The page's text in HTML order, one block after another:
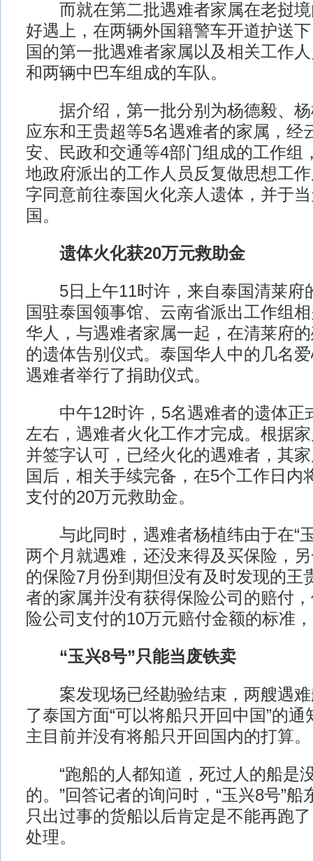
而就在第二批遇难者家属在老挝境
好遇上，在两辆外国籍警车开道护送
国的第一批遇难者家属以及相关工作
和两辆中巴车组成的车队。
据介绍，第一批分别为杨德毅、杨
应东和王贵超等5名遇难者的家属，经
安、民政和交通等4部门组成的工作组
地政府派出的工作人员反复做思想工
字同意前往泰国火化亲人遗体，并于
国。
遗体火化获20万元救助金
5日上午11时许，来自泰国清莱府
国驻泰国领事馆、云南省派出工作组
华人，与遇难者家属一起，在清莱府
的遗体告别仪式。泰国华人中的几名
遇难者举行了捐助仪式。
中午12时许，5名遇难者的遗体正
左右，遇难者火化工作才完成。根据
并签字认可，已经火化的遇难者，其
国后，相关手续完备，在5个工作日内
支付的20万元救助金。
与此同时，遇难者杨植纬由于在“玉
两个月就遇难，还没来得及买保险，
的保险7月份到期但没有及时发现的王
者的家属并没有获得保险公司的赔付
险公司支付的10万元赔付金额的标准
“玉兴8号”只能当废铁卖
案发现场已经勘验结束，两艘遇难
了泰国方面“可以将船只开回中国”的
主目前并没有将船只开回国内的打算。
“跑船的人都知道，死过人的船是
的。”回答记者的询问时，“玉兴8号”
只出过事的货船以后肯定是不能再跑
处理。